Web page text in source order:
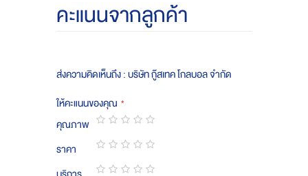
คะแนนจากลูกค้า
ส่งความคิดเห็นถึง : บริษัท กู๊สเทค โกลบอล จำกัด
ให้คะแนนของคุณ
คุณภาพ
1
star
2
stars
3
stars
4
stars
5
stars
ราคา
12345